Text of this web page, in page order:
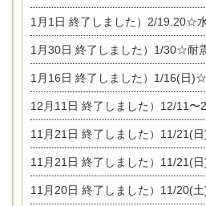
1月1日 終了しました）2/19.20☆水まわり・LDKリ
1月30日 終了しました）1/30☆耐震シェル
1月16日 終了しました）1/16(日)☆新春！増改
12月11日 終了しました）12/11〜20☆冬の
11月21日 終了しました）11/21(日)22(月)23(火)☆家
11月21日 終了しました）11/21(日)☆家の修理
11月20日 終了しました）11/20(土)21(日)☆いちのみや